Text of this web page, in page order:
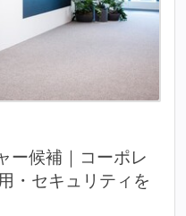
ー候補｜コーポレ
・セキュリティを